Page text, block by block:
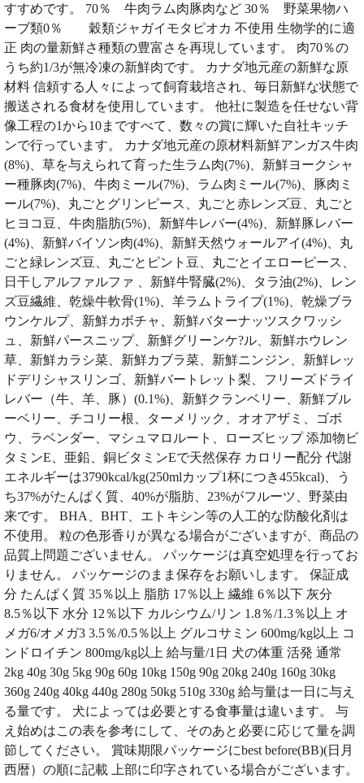
すすめです。 70％ 牛肉ラム肉豚肉など 30％ 野菜果物ハ
ーブ類0％ 穀類ジャガイモタピオカ 不使用 生物学的に適
正 肉の量新鮮さ種類の豊富さを再現しています。 肉70％の
うち約1/3が無冷凍の新鮮肉です。 カナダ地元産の新鮮な原
材料 信頼する人々によって飼育栽培され、毎日新鮮な状態で
搬送される食材を使用しています。 他社に製造を任せない背
像工程の1から10まですべて、数々の賞に輝いた自社キッチ
ンで行っています。 カナダ地元産の原材料新鮮アンガス牛肉
(8%)、草を与えられて育った生ラム肉(7%)、新鮮ヨークシャ
ー種豚肉(7%)、牛肉ミール(7%)、ラム肉ミール(7%)、豚肉ミ
ール(7%)、丸ごとグリンピース、丸ごと赤レンズ豆、丸ごと
ヒヨコ豆、牛肉脂肪(5%)、新鮮牛レバー(4%)、新鮮豚レバー
(4%)、新鮮バイソン肉(4%)、新鮮天然ウォールアイ(4%)、丸
ごと緑レンズ豆、丸ごとピント豆、丸ごとイエローピース、
日干しアルファルファ 、新鮮牛腎臓(2%)、タラ油(2%)、レン
ズ豆繊維、乾燥牛軟骨(1%)、羊ラムトライプ(1%)、乾燥ブラ
ウンケルプ、新鮮カボチャ、新鮮バターナッツスクワッシ
ュ、新鮮パースニップ、新鮮グリーンケ?ル、新鮮ホウレン
草、新鮮カラシ菜、新鮮カブラ菜、新鮮ニンジン、新鮮レッ
ドデリシャスリンゴ、新鮮バートレット梨、フリーズドライ
レバー（牛、羊、豚）(0.1%)、新鮮クランベリー、新鮮ブル
ーベリー、チコリー根、ターメリック、オオアザミ、ゴボ
ウ、ラベンダー、マシュマロルート、ローズヒップ 添加物ビ
タミンE、亜鉛、銅ビタミンEで天然保存 カロリー配分 代謝
エネルギーは3790kcal/kg(250mlカップ1杯につき455kcal)、う
ち37%がたんぱく質、40%が脂肪、23%がフルーツ、野菜由
来です。 BHA、BHT、エトキシン等の人工的な防酸化剤は
不使用。 粒の色形香りが異なる場合がございますが、商品の
品質上問題ございません。 パッケージは真空処理を行ってお
りません。 パッケージのまま保存をお願いします。 保証成
分 たんぱく質 35％以上 脂肪 17％以上 繊維 6％以下 灰分
8.5％以下 水分 12％以下 カルシウム/リン 1.8％/1.3％以上 オ
メガ6/オメガ3 3.5％/0.5％以上 グルコサミン 600mg/kg以上 コ
ンドロイチン 800mg/kg以上 給与量/1日 犬の体重 活発 通常
2kg 40g 30g 5kg 90g 60g 10kg 150g 90g 20kg 240g 160g 30kg
360g 240g 40kg 440g 280g 50kg 510g 330g 給与量は一日に与え
る量です。 犬によっては必要とする食事量は違います。 与
え始めはこの表を参考にして、そのあと必要に応じて量を調
節してください。 賞味期限パッケージにbest before(BB)(日月
西暦）の順に記載 上部に印字されている場合がございます。